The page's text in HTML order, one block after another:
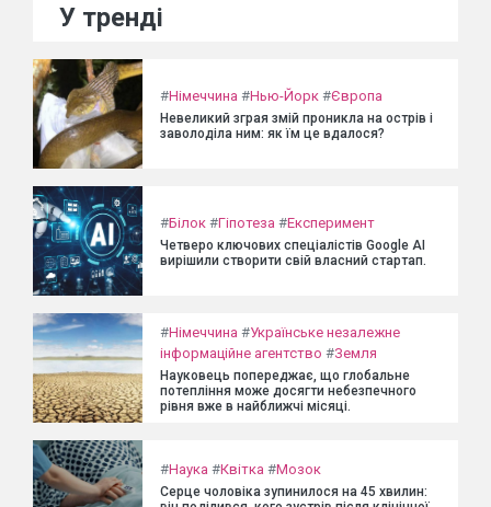
У тренді
#Німеччина #Нью-Йорк #Європа
Невеликий зграя змій проникла на острів і
заволоділа ним: як їм це вдалося?
#Білок #Гіпотеза #Експеримент
Четверо ключових спеціалістів Google AI
вирішили створити свій власний стартап.
#Німеччина #Українське незалежне
інформаційне агентство #Земля
Науковець попереджає, що глобальне
потепління може досягти небезпечного
рівня вже в найближчі місяці.
#Наука #Квітка #Мозок
Серце чоловіка зупинилося на 45 хвилин: